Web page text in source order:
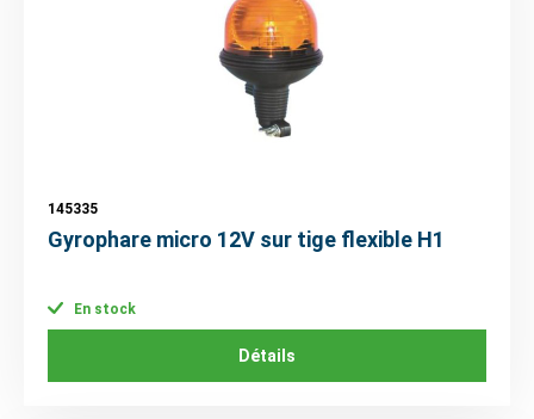
145335
Gyrophare micro 12V sur tige flexible H1
En stock
Détails